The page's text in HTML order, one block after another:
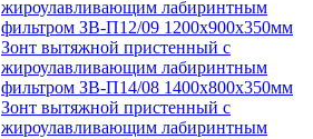
жироулавливающим лабиринтным
фильтром ЗВ-П12/09 1200х900х350мм
Зонт вытяжной пристенный с
жироулавливающим лабиринтным
фильтром ЗВ-П14/08 1400х800х350мм
Зонт вытяжной пристенный с
жироулавливающим лабиринтным